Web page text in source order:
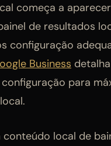
começa a
de resultados
configuração
Business
para
conteúdo local de